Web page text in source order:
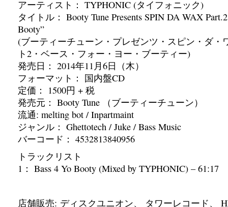
アーティスト： TYPHONIC (タイフォニック)
タイトル： Booty Tune Presents SPIN DA WAX
Booty”
(ブーティーチューン・プレゼンツ・スピン・ダ・
ト2・ベース・フォー・ヨー・ブーティー)
発売日： 2014年11月6日（木）
フォーマット： 国内盤CD
定価： 1500円 + 税
発売元： Booty Tune （ブーティーチューン）
流通: melting bot / Inpartmaint
ジャンル： Ghettotech / Juke / Bass Music
バーコード： 4532813840956
トラックリスト
1： Bass 4 Yo Booty (Mixed by TYPHONIC) – 61:17
店舗販売: ディスクユニオン、 タワーレコード、